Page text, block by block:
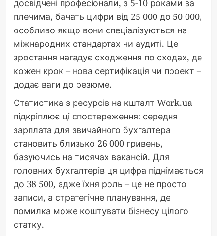
досвідчені професіонали, з 5-10 роками за
плечима, бачать цифри від 25 000 до 50 000,
особливо якщо вони спеціалізуються на
міжнародних стандартах чи аудиті. Це
зростання нагадує сходження по сходах, де
кожен крок – нова сертифікація чи проект –
додає ваги до резюме.
Статистика з ресурсів на кшталт Work.ua
підкріплює ці спостереження: середня
зарплата для звичайного бухгалтера
становить близько 26 000 гривень,
базуючись на тисячах вакансій. Для
головних бухгалтерів ця цифра піднімається
до 38 500, адже їхня роль – це не просто
записи, а стратегічне планування, де
помилка може коштувати бізнесу цілого
статку.